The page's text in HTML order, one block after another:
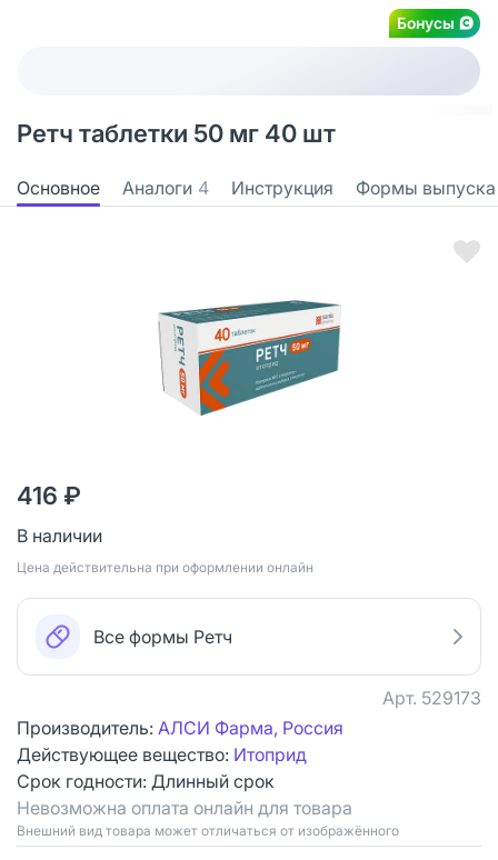
Бонусы
Ретч таблетки 50 мг 40 шт
Основное Аналоги 4 Инструкция Формы выпуска
416 ₽
В наличии
Цена действительна при оформлении онлайн
Все формы Ретч
Арт. 529173
Производитель: АЛСИ Фарма, Россия
Действующее вещество: Итоприд
Срок годности: Длинный срок
Невозможна оплата онлайн для товара
Bнешний вид товара может отличаться от изображённого